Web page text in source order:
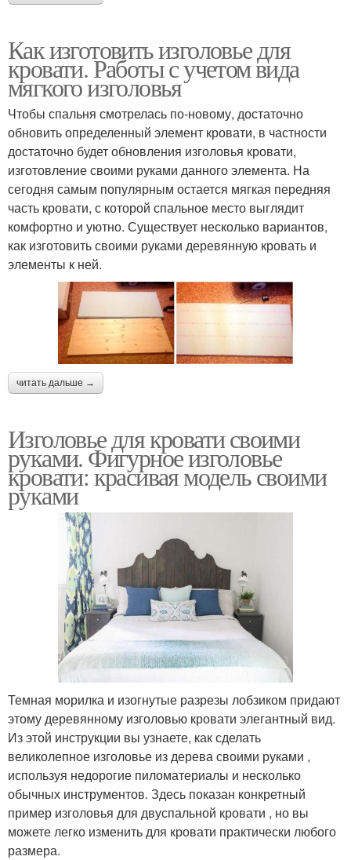
Как изготовить изголовье для
кровати. Работы с учетом вида
мягкого изголовья
Чтобы спальня смотрелась по-новому, достаточно
обновить определенный элемент кровати, в частности
достаточно будет обновления изголовья кровати,
изготовление своими руками данного элемента. На
сегодня самым популярным остается мягкая передняя
часть кровати, с которой спальное место выглядит
комфортно и уютно. Существует несколько вариантов,
как изготовить своими руками деревянную кровать и
элементы к ней.
читать дальше →
Изголовье для кровати своими
руками. Фигурное изголовье
кровати: красивая модель своими
руками
Темная морилка и изогнутые разрезы лобзиком придают
этому деревянному изголовью кровати элегантный вид.
Из этой инструкции вы узнаете, как сделать
великолепное изголовье из дерева своими руками ,
используя недорогие пиломатериалы и несколько
обычных инструментов. Здесь показан конкретный
пример изголовья для двуспальной кровати , но вы
можете легко изменить для кровати практически любого
размера.